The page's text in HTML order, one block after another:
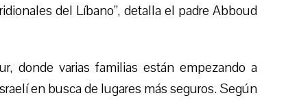
del Líbano”, detalla el padre Abboud
donde varias familias están empezando a
en busca de lugares más seguros. Según